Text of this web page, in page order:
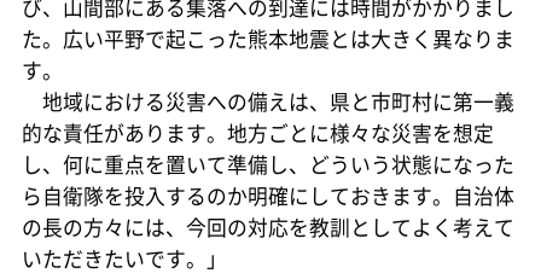
び、山間部にある集落への到達には時間がかかりまし
た。広い平野で起こった熊本地震とは大きく異なりま
す。
地域における災害への備えは、県と市町村に第一義
的な責任があります。地方ごとに様々な災害を想定
し、何に重点を置いて準備し、どういう状態になった
ら自衛隊を投入するのか明確にしておきます。自治体
の長の方々には、今回の対応を教訓としてよく考えて
いただきたいです。」